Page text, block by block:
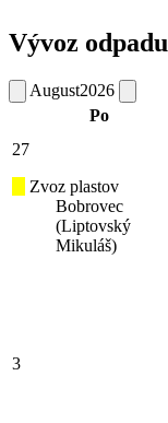
Vývoz odpadu
August2026
Po
27
Zvoz plastov
Bobrovec
(Liptovský
Mikuláš)
3